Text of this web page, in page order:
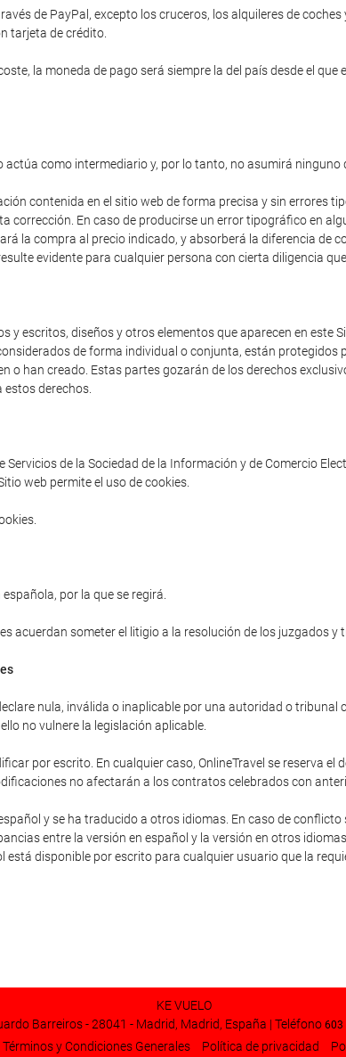
de PayPal, excepto los cruceros, los alquileres de
tarjeta de crédito.
la moneda de pago será siempre la del país desde el que
como intermediario y, por lo tanto, no asumirá
contenida en el sitio web de forma precisa y sin errores
corrección. En caso de producirse un error tipográfico en
la compra al precio indicado, y absorberá la diferencia de
evidente para cualquier persona con cierta diligencia
y escritos, diseños y otros elementos que aparecen en este
de forma individual o conjunta, están protegidos
o han creado. Estas partes gozarán de los derechos
derechos.
de la Sociedad de la Información y de Comercio
web permite el uso de cookies.
por la que se regirá.
acuerdan someter el litigio a la resolución de los juzgados y
nula, inválida o inaplicable por una autoridad o
no vulnere la legislación aplicable.
por escrito. En cualquier caso, OnlineTravel se reserva
no afectarán a los contratos celebrados con
y se ha traducido a otros idiomas. En caso de
entre la versión en español y la versión en otros
está disponible por escrito para cualquier usuario que la
KE VUELO
Barreiros - 28041 - Madrid, Madrid, España | Teléfono 603
Términos y Condiciones Generales Política de privacidad